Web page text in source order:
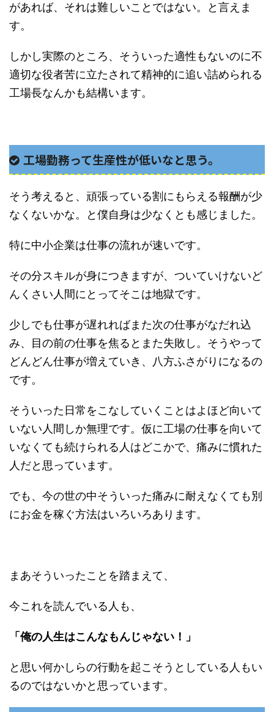
があれば、それは難しいことではない。と言えま
す。
しかし実際のところ、そういった適性もないのに不
適切な役者苦に立たされて精神的に追い詰められる
工場長なんかも結構います。
工場勤務って生産性が低いなと思う。
そう考えると、頑張っている割にもらえる報酬が少
なくないかな。と僕自身は少なくとも感じました。
特に中小企業は仕事の流れが速いです。
その分スキルが身につきますが、ついていけないど
んくさい人間にとってそこは地獄です。
少しでも仕事が遅れればまた次の仕事がなだれ込
み、目の前の仕事を焦るとまた失敗し。そうやって
どんどん仕事が増えていき、八方ふさがりになるの
です。
そういった日常をこなしていくことはよほど向いて
いない人間しか無理です。仮に工場の仕事を向いて
いなくても続けられる人はどこかで、痛みに慣れた
人だと思っています。
でも、今の世の中そういった痛みに耐えなくても別
にお金を稼ぐ方法はいろいろあります。
まあそういったことを踏まえて、
今これを読んでいる人も、
「俺の人生はこんなもんじゃない！」
と思い何かしらの行動を起こそうとしている人もい
るのではないかと思っています。